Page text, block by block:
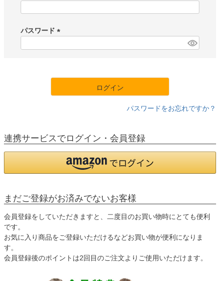
)
パスワード
ログイン
パスワードをお忘れですか？
連携サービスでログイン・会員登録
まだご登録がお済みでないお客様
会員登録をしていただきますと、二度目のお買い物時にとても便利
です。
お気に入り商品をご登録いただけるなどお買い物が便利になりま
す。
会員登録後のポイントは2回目のご注文よりご使用いただけます。